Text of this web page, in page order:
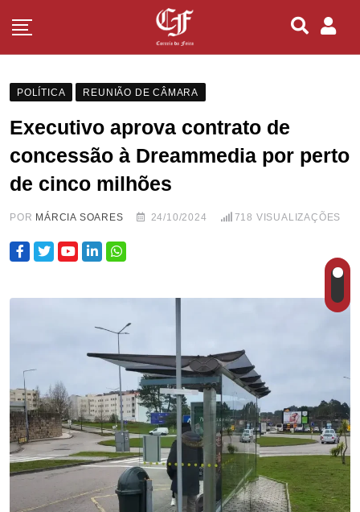
POLÍTICA REUNIÃO DE CÂMARA
Executivo aprova contrato de
concessão à Dreammedia por perto
de cinco milhões
POR MÁRCIA SOARES 24/10/2024 718 VISUALIZAÇÕES